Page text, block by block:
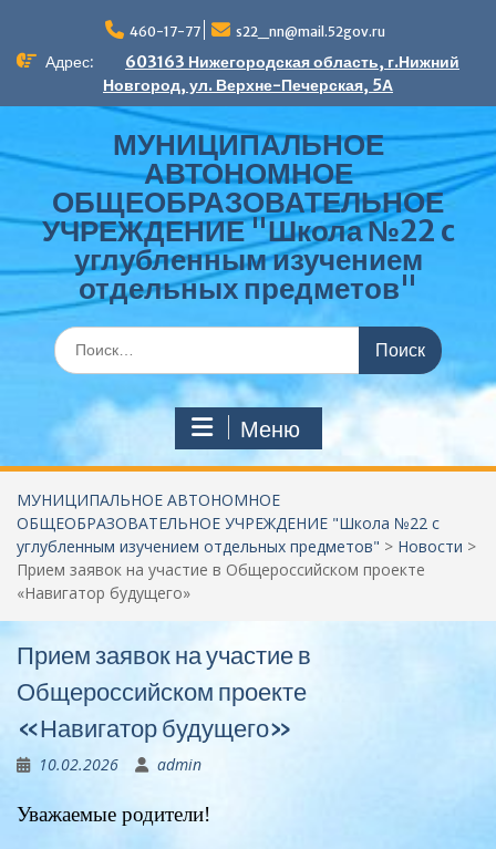
содержимому
460-17-77 s22_nn@mail.52gov.ru
Адрес:
603163 Нижегородская область, г.Нижний
Новгород, ул. Верхне-Печерская, 5А
МУНИЦИПАЛЬНОЕ
АВТОНОМНОЕ
ОБЩЕОБРАЗОВАТЕЛЬНОЕ
УЧРЕЖДЕНИЕ "Школа №22 c
углубленным изучением
отдельных предметов"
Поиск
по:
Меню
МУНИЦИПАЛЬНОЕ АВТОНОМНОЕ
ОБЩЕОБРАЗОВАТЕЛЬНОЕ УЧРЕЖДЕНИЕ "Школа №22 c
углубленным изучением отдельных предметов" > Новости >
Прием заявок на участие в Общероссийском проекте
«Навигатор будущего»
Прием заявок на участие в
Общероссийском проекте
«Навигатор будущего»
10.02.2026 admin
Уважаемые родители!